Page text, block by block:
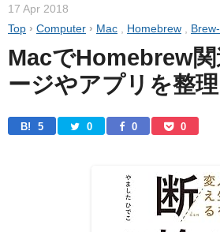
17 Apr 2018
Top › Computer › Mac Homebrew
MacでHomebrew
ージやアプリを整
B! 5 0 0 0